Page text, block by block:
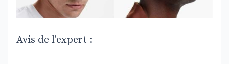
Avis de l'expert :